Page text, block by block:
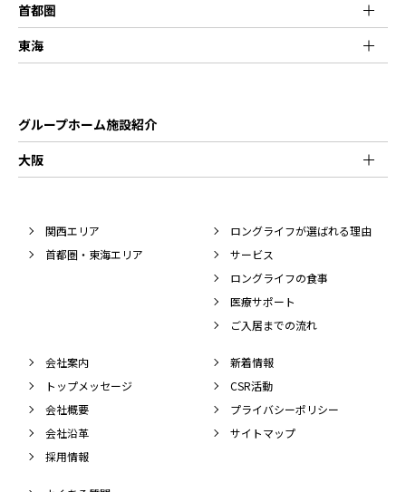
首都圏
東海
グループホーム施設紹介
大阪
関西エリア
首都圏・東海エリア
ロングライフが選ばれる理由
サービス
ロングライフの食事
医療サポート
ご入居までの流れ
会社案内
トップメッセージ
会社概要
会社沿革
採用情報
新着情報
CSR活動
プライバシーポリシー
サイトマップ